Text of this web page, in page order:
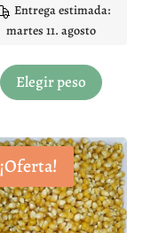
Entrega estimada:
martes 11. agosto
Elegir peso
producto
variantes.
Las
opciones
se
pueden
¡Oferta!